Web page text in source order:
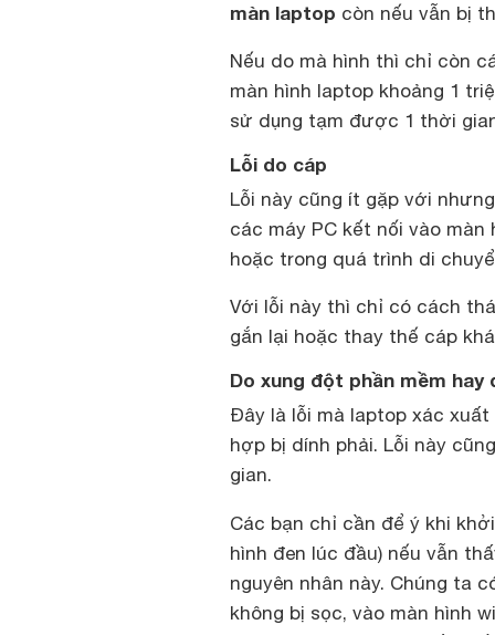
màn laptop còn nếu vẫn bị
Nếu do mà hình thì chỉ còn
màn hình laptop khoảng 1
sử dụng tạm được 1 thời
Lỗi do cáp
Lỗi này cũng ít gặp với
các máy PC kết nối vào
hoặc trong quá trình di
Với lỗi này thì chỉ có cách
gắn lại hoặc thay thế cáp
Do xung đột phần mềm
Đây là lỗi mà laptop xác
hợp bị dính phải. Lỗi này
gian.
Các bạn chỉ cần để ý khi
hình đen lúc đầu) nếu vẫn
nguyên nhân này. Chúng ta
không bị sọc, vào màn hình